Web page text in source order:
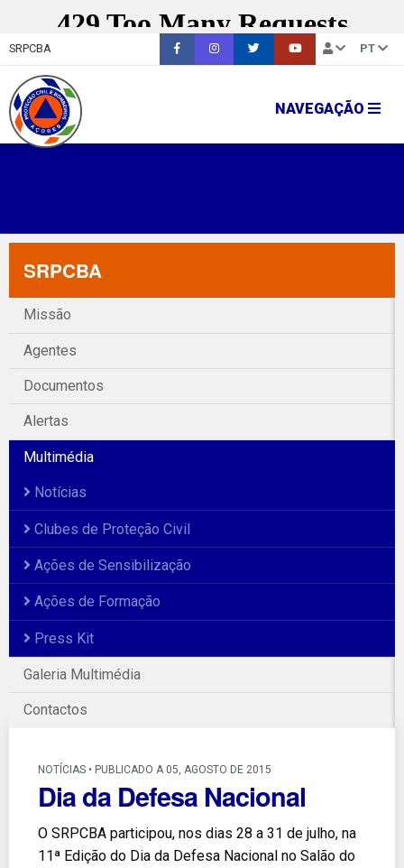
SRPCBA PT
NAVEGAÇÃO
SRPCBA
Missão
Agentes
Documentos
Alertas
Multimédia
Notícias
Clubes de Proteção Civil
Ações de Sensibilização
Ações de Formação
Press Kit
Galeria Multimédia
Contactos
NOTÍCIAS • PUBLICADO A 05, AGOSTO DE 2015
Dia da Defesa Nacional
O SRPCBA participou, nos dias 28 a 31 de julho, na
11ª Edição do Dia da Defesa Nacional no Salão do